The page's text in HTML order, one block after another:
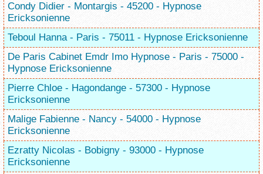
Condy Didier - Montargis - 45200 - Hypnose
Ericksonienne
Teboul Hanna - Paris - 75011 - Hypnose Ericksonienne
De Paris Cabinet Emdr Imo Hypnose - Paris - 75000 -
Hypnose Ericksonienne
Pierre Chloe - Hagondange - 57300 - Hypnose
Ericksonienne
Malige Fabienne - Nancy - 54000 - Hypnose
Ericksonienne
Ezratty Nicolas - Bobigny - 93000 - Hypnose
Ericksonienne